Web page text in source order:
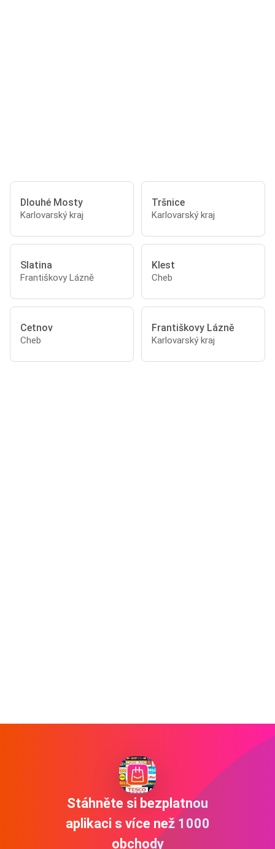
Dlouhé Mosty
Karlovarský kraj
Tršnice
Karlovarský kraj
Slatina
Františkovy Lázně
Klest
Cheb
Cetnov
Cheb
Františkovy Lázně
Karlovarský kraj
Stáhněte si bezplatnou
aplikaci s více než 1000
obchody